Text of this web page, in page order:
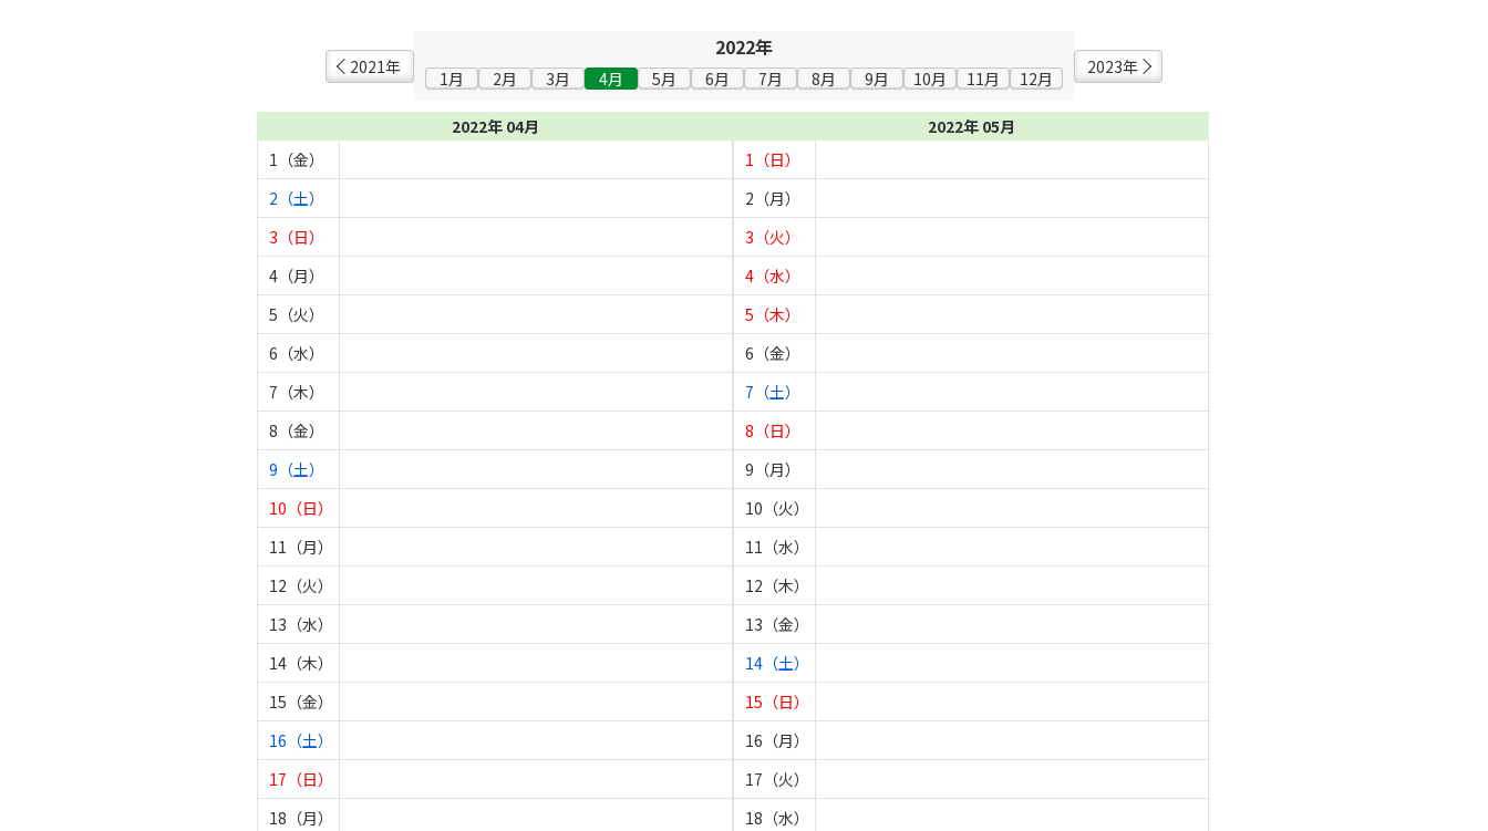
2021年
2022年
1月 2月 3月 4月 5月 6月 7月 8月 9月 10月 11月 12月
2023年
2022年 04月
1（金）
2（土）
3（日）
4（月）
5（火）
6（水）
7（木）
8（金）
9（土）
10（日）
11（月）
12（火）
13（水）
14（木）
15（金）
16（土）
17（日）
18（月）
2022年 05月
1（日）
2（月）
3（火）
4（水）
5（木）
6（金）
7（土）
8（日）
9（月）
10（火）
11（水）
12（木）
13（金）
14（土）
15（日）
16（月）
17（火）
18（水）